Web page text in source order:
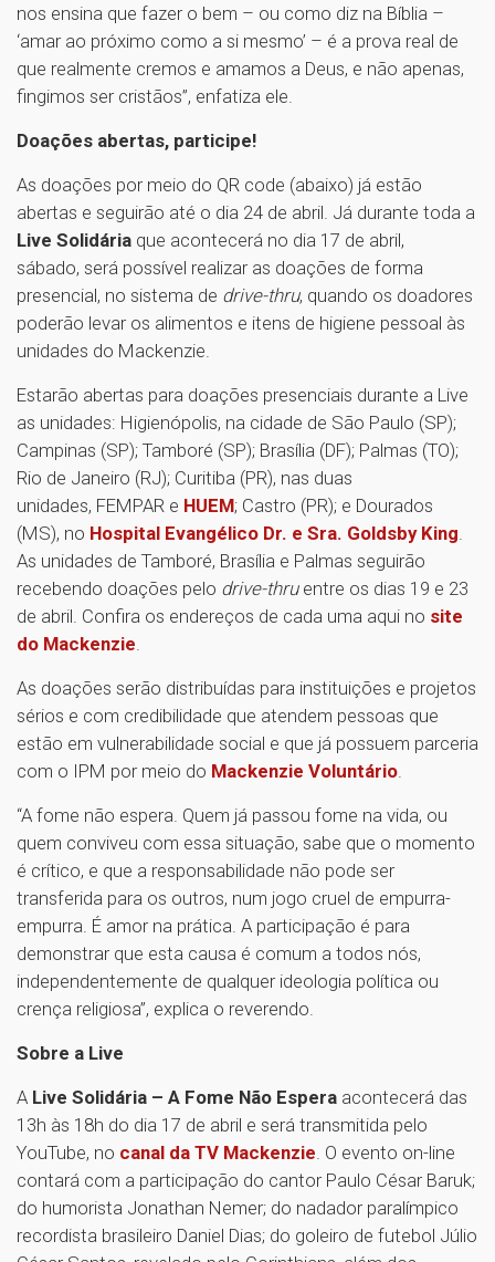
nos ensina que fazer o bem – ou como diz na Bíblia –
‘amar ao próximo como a si mesmo’ – é a prova real de
que realmente cremos e amamos a Deus, e não apenas,
fingimos ser cristãos”, enfatiza ele.
Doações abertas, participe!
As doações por meio do QR code (abaixo) já estão
abertas e seguirão até o dia 24 de abril. Já durante toda a
Live Solidária que acontecerá no dia 17 de abril,
sábado, será possível realizar as doações de forma
presencial, no sistema de drive-thru, quando os doadores
poderão levar os alimentos e itens de higiene pessoal às
unidades do Mackenzie.
Estarão abertas para doações presenciais durante a Live
as unidades: Higienópolis, na cidade de São Paulo (SP);
Campinas (SP); Tamboré (SP); Brasília (DF); Palmas (TO);
Rio de Janeiro (RJ); Curitiba (PR), nas duas
unidades, FEMPAR e HUEM; Castro (PR); e Dourados
(MS), no Hospital Evangélico Dr. e Sra. Goldsby King
As unidades de Tamboré, Brasília e Palmas seguirão
recebendo doações pelo drive-thruentre os dias 19 e 23
de abril. Confira os endereços de cada uma aqui no site
do Mackenzie
As doações serão distribuídas para instituições e projetos
sérios e com credibilidade que atendem pessoas que
estão em vulnerabilidade social e que já possuem parceria
com o IPM por meio do Mackenzie Voluntário
“A fome não espera. Quem já passou fome na vida, ou
quem conviveu com essa situação, sabe que o momento
é crítico, e que a responsabilidade não pode ser
transferida para os outros, num jogo cruel de empurra-
empurra. É amor na prática. A participação é para
demonstrar que esta causa é comum a todos nós,
independentemente de qualquer ideologia política ou
crença religiosa”, explica o reverendo.
Sobre a Live
A Live Solidária – A Fome Não Espera acontecerá das
13h às 18h do dia 17 de abril e será transmitida pelo
YouTube, no canal da TV Mackenzie . O evento on-line
contará com a participação do cantor Paulo César Baruk;
do humorista Jonathan Nemer; do nadador paralímpico
recordista brasileiro Daniel Dias; do goleiro de futebol Júlio